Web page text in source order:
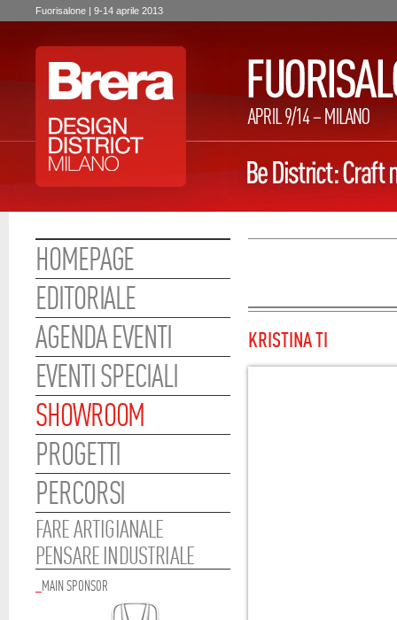
Fuorisalone | 9-14 aprile 2013
HOMEPAGE
EDITORIALE
AGENDA EVENTI
EVENTI SPECIALI
SHOWROOM
PROGETTI
PERCORSI
FARE ARTIGIANALE
PENSARE INDUSTRIALE
MAIN SPONSOR
KRISTINA TI